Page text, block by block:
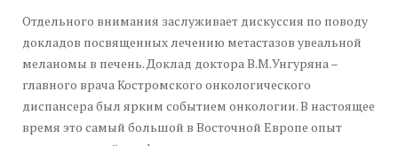
Отдельного внимания заслуживает дискуссия по поводу
докладов посвященных лечению метастазов увеальной
меланомы в печень. Доклад доктора В.М.Унгуряна –
главного врача Костромского онкологического
диспансера был ярким событием онкологии. В настоящее
время это самый большой в Восточной Европе опыт